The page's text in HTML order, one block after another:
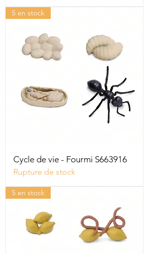
5 en stock
Cycle de vie - Fourmi S663916
Rupture de stock
5 en stock